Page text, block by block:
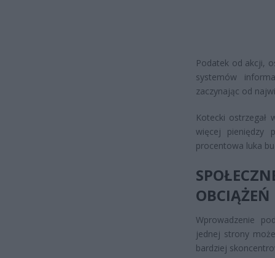
Podatek od akcji,
systemów
zaczynając od
Kotecki ostrzegał
więcej pieniędzy
procentowa luka
OBCIĄŻEŃ
Wprowadzenie
jednej strony
bardziej